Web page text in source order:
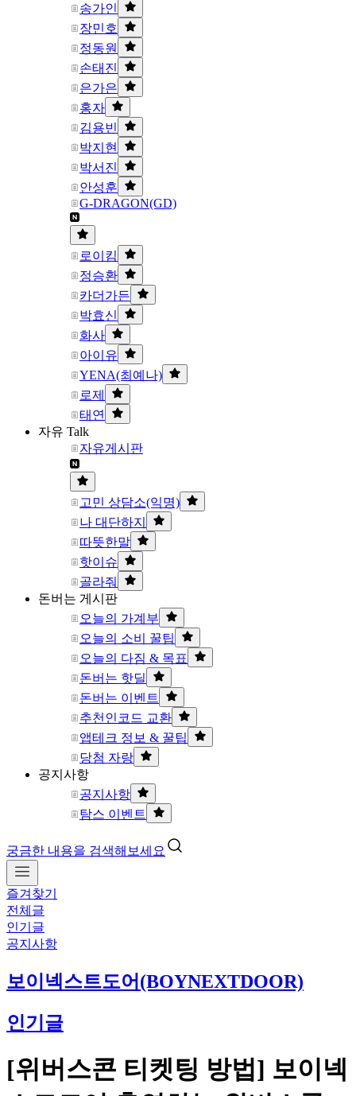
송가인
장민호
정동원
손태진
은가은
홍자
김용빈
박지현
박서진
안성훈
G-DRAGON(GD)
로이킴
정승환
카더가든
박효신
화사
아이유
YENA(최예나)
로제
태연
자유 Talk
자유게시판
고민 상담소(익명)
나 대단하지
따뜻한말
핫이슈
골라줘
돈버는 게시판
오늘의 가계부
오늘의 소비 꿀팁
오늘의 다짐 & 목표
돈버는 핫딜
돈버는 이벤트
추천인코드 교환
앱테크 정보 & 꿀팁
당첨 자랑
공지사항
공지사항
탐스 이벤트
궁금한 내용을 검색해보세요
즐겨찾기
전체글
인기글
공지사항
보이넥스트도어(BOYNEXTDOOR)
인기글
[위버스콘 티켓팅 방법] 보이넥